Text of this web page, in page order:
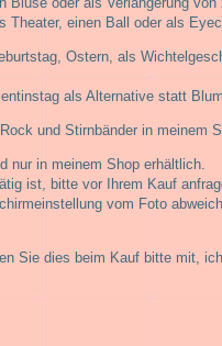
einen Ball oder als
Ostern, als
als Alternative statt
und Stirnbänder in meinem
nur in meinem Shop erhältlich.
ist, bitte vor Ihrem Kauf
vom Foto
Sie dies beim Kauf bitte mit,